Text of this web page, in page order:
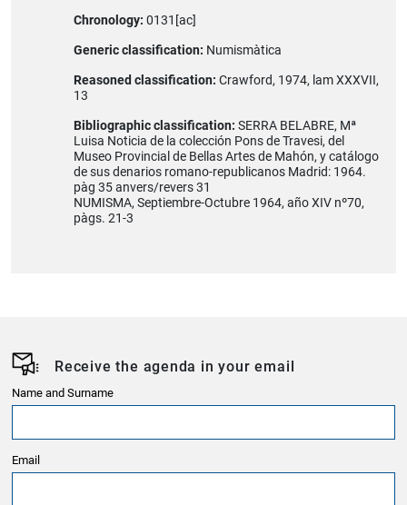
Chronology: 0131[ac]
Generic classification: Numismàtica
Reasoned classification: Crawford, 1974, lam XXXVII,
13
Bibliographic classification: SERRA BELABRE, Mª
Luisa Noticia de la colección Pons de Travesi, del
Museo Provincial de Bellas Artes de Mahón, y catálogo
de sus denarios romano-republicanos Madrid: 1964.
pàg 35 anvers/revers 31
NUMISMA, Septiembre-Octubre 1964, año XIV nº70,
pàgs. 21-3
Receive the agenda in your email
Name and Surname
Email